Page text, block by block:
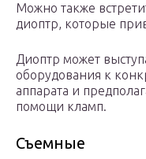
Можно также
диоптр, которые
Диоптр может
оборудования к
аппарата и
помощи кламп.
Съемные